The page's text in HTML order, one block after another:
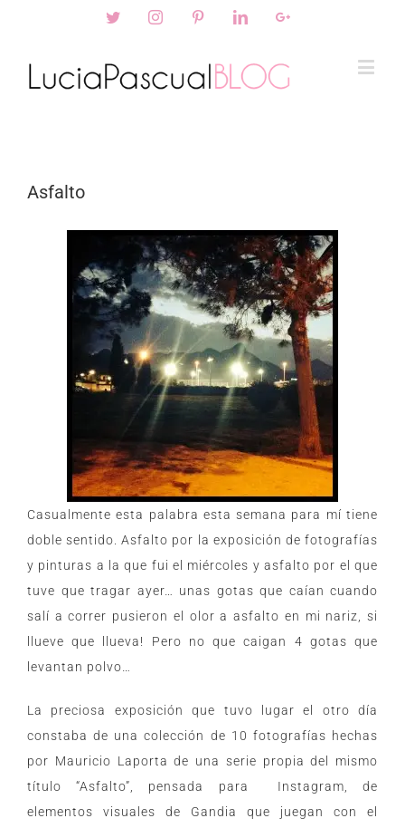
TwitterInstagramPinterestLinkedinGoogleplus
Asfalto
Casualmente esta palabra esta semana para mí tiene
doble sentido. Asfalto por la exposición de fotografías
y pinturas a la que fui el miércoles y asfalto por el que
tuve que tragar ayer… unas gotas que caían cuando
salí a correr pusieron el olor a asfalto en mi nariz, si
llueve que llueva! Pero no que caigan 4 gotas que
levantan polvo…
La preciosa exposición que tuvo lugar el otro día
constaba de una colección de 10 fotografías hechas
por Mauricio Laporta de una serie propia del mismo
título “Asfalto”, pensada para Instagram, de
elementos visuales de Gandia que juegan con el